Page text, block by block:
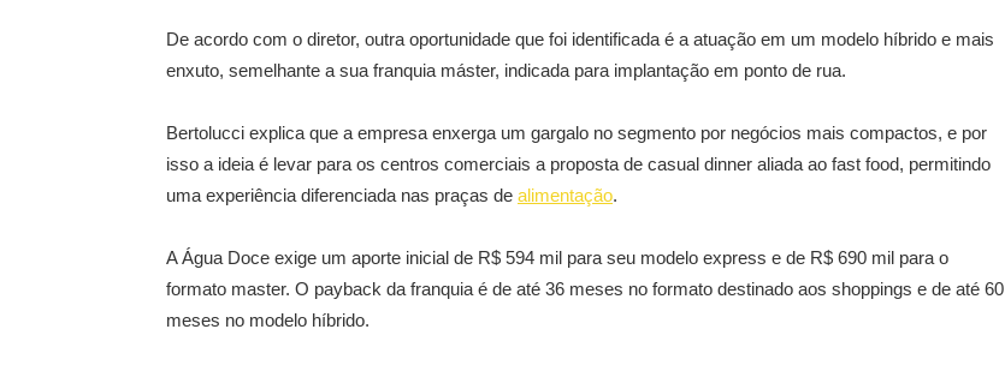
De acordo com o diretor, outra oportunidade que foi identificada é a atuação em um modelo híbrido e mais
enxuto, semelhante a sua franquia máster, indicada para implantação em ponto de rua.
Bertolucci explica que a empresa enxerga um gargalo no segmento por negócios mais compactos, e por
isso a ideia é levar para os centros comerciais a proposta de casual dinner aliada ao fast food, permitindo
uma experiência diferenciada nas praças de alimentação.
A Água Doce exige um aporte inicial de R$ 594 mil para seu modelo express e de R$ 690 mil para o
formato master. O payback da franquia é de até 36 meses no formato destinado aos shoppings e de até 60
meses no modelo híbrido.